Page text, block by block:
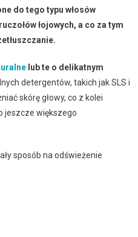
do tego typu włosów
łojowych, a co za tym
lub te o delikatnym
detergentów, takich jak SLS i
skórę głowy, co z kolei
jeszcze większego
sposób na odświeżenie